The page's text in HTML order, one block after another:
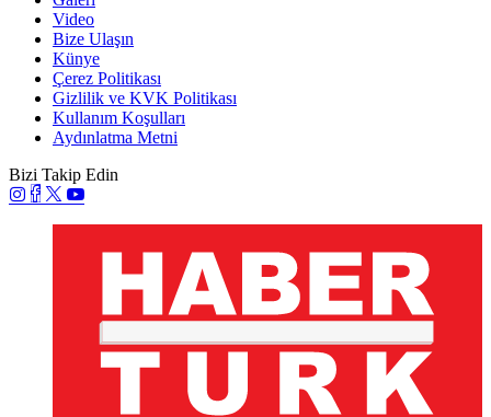
Video
Bize Ulaşın
Künye
Çerez Politikası
Gizlilik ve KVK Politikası
Kullanım Koşulları
Aydınlatma Metni
Bizi Takip Edin